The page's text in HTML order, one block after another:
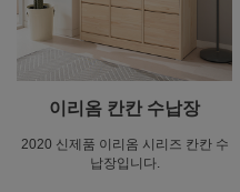
이리옴 칸칸 수납장
2020 신제품 이리옴 시리즈 칸칸 수
납장입니다.